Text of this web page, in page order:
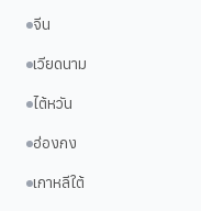
จีน
เวียดนาม
ไต้หวัน
ฮ่องกง
เกาหลีใต้